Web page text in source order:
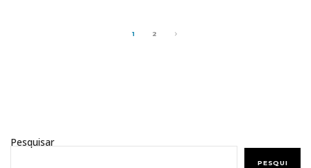
1 2
Pesquisar
PESQUI